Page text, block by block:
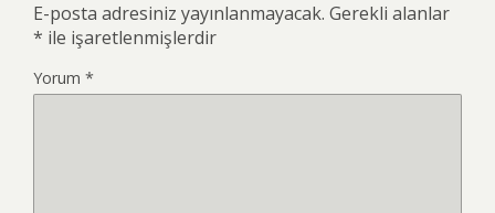
E-posta adresiniz yayınlanmayacak. Gerekli alanlar
* ile işaretlenmişlerdir
Yorum *